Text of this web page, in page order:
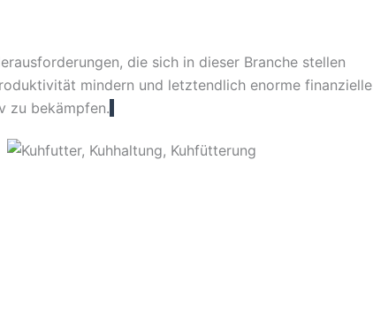
die sich in dieser Branche stellen
mindern und letztendlich enorme finanzielle
zu bekämpfen.